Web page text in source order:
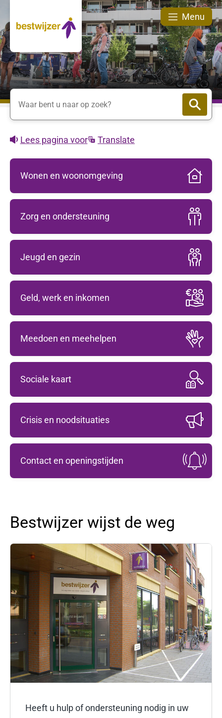
Menu
Waar bent u naar op zoek?
Als u in het volgende invoerveld een
Lees pagina voor Translate
Bestwijzer
Wonen en woonomgeving
Zorg en ondersteuning
Jeugd en gezin
Geld, werk en inkomen
Meedoen en meehelpen
Sociale kaart
Crisis en noodsituaties
Contact en openingstijden
Bestwijzer wijst de weg
Heeft u hulp of ondersteuning nodig in uw